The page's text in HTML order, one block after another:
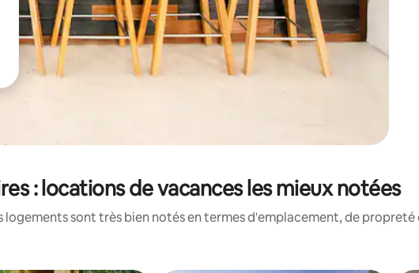
: locations de vacances les mieux notées
logements sont très bien notés en termes d'emplacement, de propreté